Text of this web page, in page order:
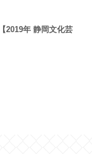
2019年 静岡文化芸